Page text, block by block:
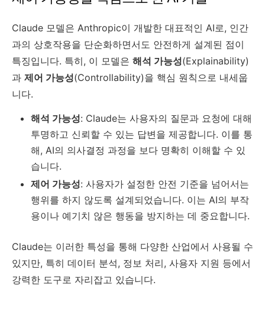
Claude 모델은 Anthropic이 개발한 대표적인 AI로, 인간
과의 상호작용을 단순화하면서도 안전하게 설계된 점이
특징입니다. 특히, 이 모델은 해석 가능성(Explainability)
과 제어 가능성(Controllability)을 핵심 원칙으로 내세웁
니다.
해석 가능성: Claude는 사용자의 질문과 요청에 대해
투명하고 신뢰할 수 있는 답변을 제공합니다. 이를 통
해, AI의 의사결정 과정을 보다 명확히 이해할 수 있
습니다.
제어 가능성: 사용자가 설정한 안전 기준을 넘어서는
행위를 하지 않도록 설계되었습니다. 이는 AI의 부작
용이나 예기치 않은 행동을 방지하는 데 중요합니다.
Claude는 이러한 특성을 통해 다양한 산업에서 사용될 수
있지만, 특히 데이터 분석, 정보 처리, 사용자 지원 등에서
강력한 도구로 자리잡고 있습니다.